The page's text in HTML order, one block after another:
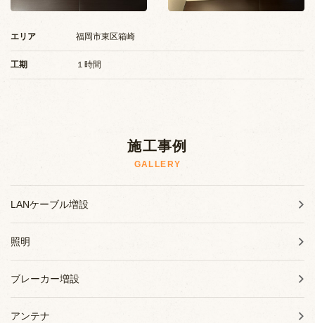
お知らせ
エリア 福岡市東区箱崎
工期 １時間
施工事例
GALLERY
LANケーブル増設
照明
ブレーカー増設
アンテナ